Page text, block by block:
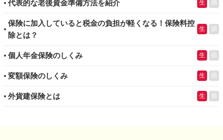
代表的な老後資金準備方法を紹介 生 損
保険に加入していると税金の負担が軽くなる！保険料控
除とは？
生 損
個人年金保険のしくみ 生 損
変額保険のしくみ 生 損
外貨建保険とは 生 損